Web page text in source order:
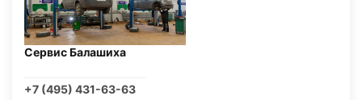
Сервис Балашиха
+7 (495) 431-63-63